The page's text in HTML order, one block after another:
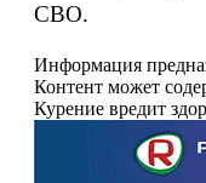
СВО.
Информация
Контент может
Курение вредит